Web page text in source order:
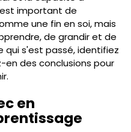
important de
une fin en soi, mais
de grandir et de
qui s'est passé, identifiez
des conclusions pour
en